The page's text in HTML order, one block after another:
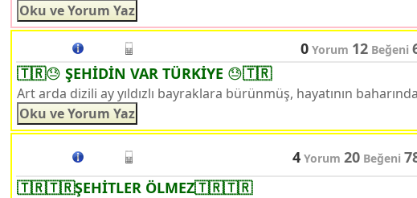
0 Yorum 12 Beğeni
🇹🇷😓 ŞEHİDİN VAR TÜRKİYE 😓🇹🇷
Art arda dizili ay yıldızlı bayraklara bürünmüş, hayatının
4 Yorum 20 Beğeni
🇹🇷🇹🇷ŞEHİTLER ÖLMEZ🇹🇷🇹🇷